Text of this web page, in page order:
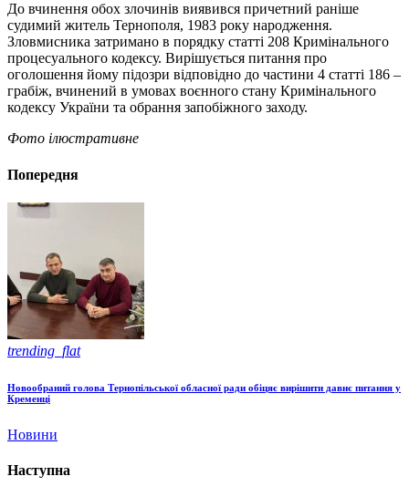
До вчинення обох злочинів виявився причетний раніше
судимий житель Тернополя, 1983 року народження.
Зловмисника затримано в порядку статті 208 Кримінального
процесуального кодексу. Вирішується питання про
оголошення йому підозри відповідно до частини 4 статті 186 –
грабіж, вчинений в умовах воєнного стану Кримінального
кодексу України та обрання запобіжного заходу.
Фото ілюстративне
Попередня
trending_flat
Новообраний голова Тернопільської обласної ради обіцяє вирішити давнє питання у
Кременці
Новини
Наступна